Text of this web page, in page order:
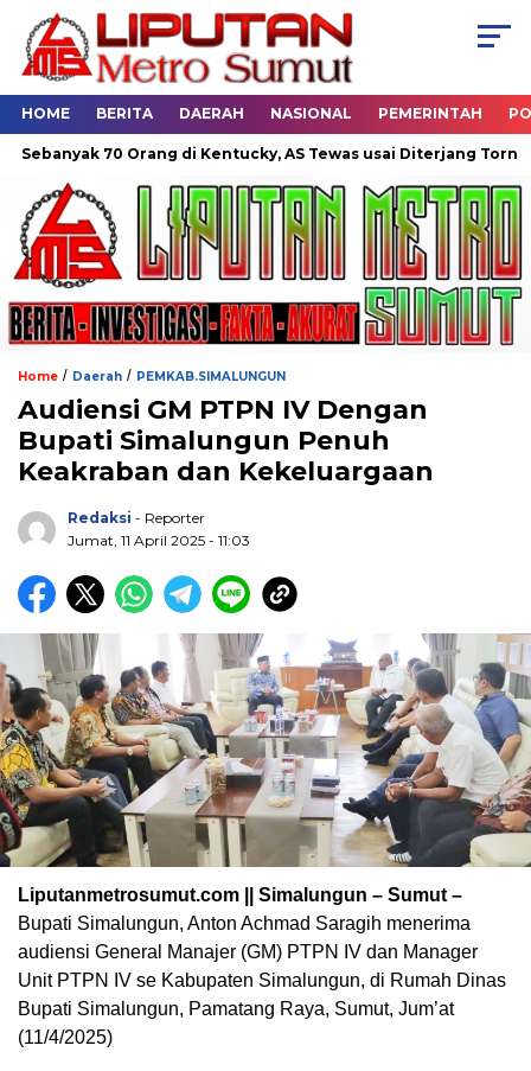
HOME BERITA DAERAH NASIONAL PEMERINTAH
70 Orang di Kentucky, AS Tewas usai Diterjang Tornado Dahsyat
Home / Daerah / PEMKAB.SIMALUNGUN
Audiensi GM PTPN IV Dengan
Bupati Simalungun Penuh
Keakraban dan Kekeluargaan
Redaksi - Reporter
Jumat, 11 April 2025 - 11:03
Liputanmetrosumut.com || Simalungun – Sumut –
Bupati Simalungun, Anton Achmad Saragih menerima
audiensi General Manajer (GM) PTPN IV dan Manager
Unit PTPN IV se Kabupaten Simalungun, di Rumah Dinas
Bupati Simalungun, Pamatang Raya, Sumut, Jum’at
(11/4/2025)